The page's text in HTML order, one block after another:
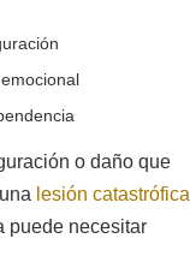
o daño que
lesión catastrófica
puede necesitar